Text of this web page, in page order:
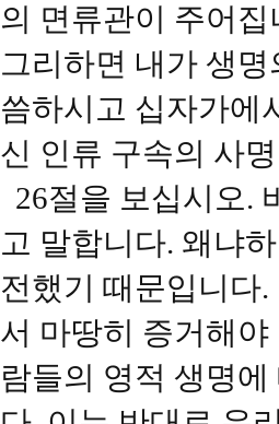
의 면류관이 주어
그리하면 내가 생
씀하시고 십자가에
신 인류 구속의 사
26절을 보십시오.
고 말합니다. 왜냐
전했기 때문입니다.
서 마땅히 증거해
람들의 영적 생명